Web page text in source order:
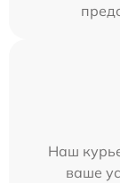
Наш
ваше